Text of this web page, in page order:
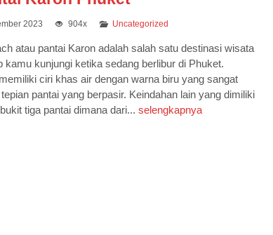
2023 904x Uncategorized
atau pantai Karon adalah salah satu destinasi wisata
kamu kunjungi ketika sedang berlibur di Phuket.
ciri khas air dengan warna biru yang sangat
pantai yang berpasir. Keindahan lain yang dimiliki
tiga pantai dimana dari... selengkapnya